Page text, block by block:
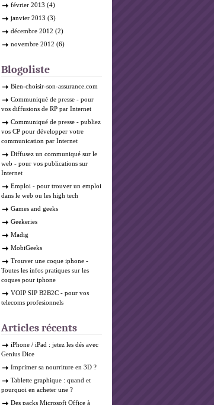
février 2013 (4)
janvier 2013 (3)
décembre 2012 (2)
novembre 2012 (6)
Blogoliste
Bien-choisir-son-assurance.com
Communiqué de presse - pour
vos diffusions de RP par Internet
Communiqué de presse - publiez
vos CP pour développer votre
communication par Internet
Diffusez un communiqué sur le
web - pour vos publications sur
Internet
Emploi - pour trouver un emploi
dans le web ou les high tech
Games and geeks
Geekeries
Madig
MobiGeeks
Trouver une coque iphone -
Toutes les infos pratiques sur les
coques pour iphone
VOIP SIP B2B2C - pour vos
telecoms profesionnels
Articles récents
iPhone / iPad : jetez les dés avec
Genius Dice
Imprimer sa nourriture en 3D ?
Tablette graphique : quand et
pourquoi en acheter une ?
Des packs Microsoft Office à